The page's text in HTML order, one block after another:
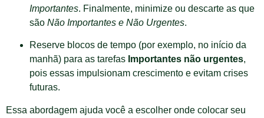
Importantes. Finalmente, minimize ou descarte as que
são Não Importantes e Não Urgentes.
Reserve blocos de tempo (por exemplo, no início da
manhã) para as tarefas Importantes não urgentes,
pois essas impulsionam crescimento e evitam crises
futuras.
Essa abordagem ajuda você a escolher onde colocar seu